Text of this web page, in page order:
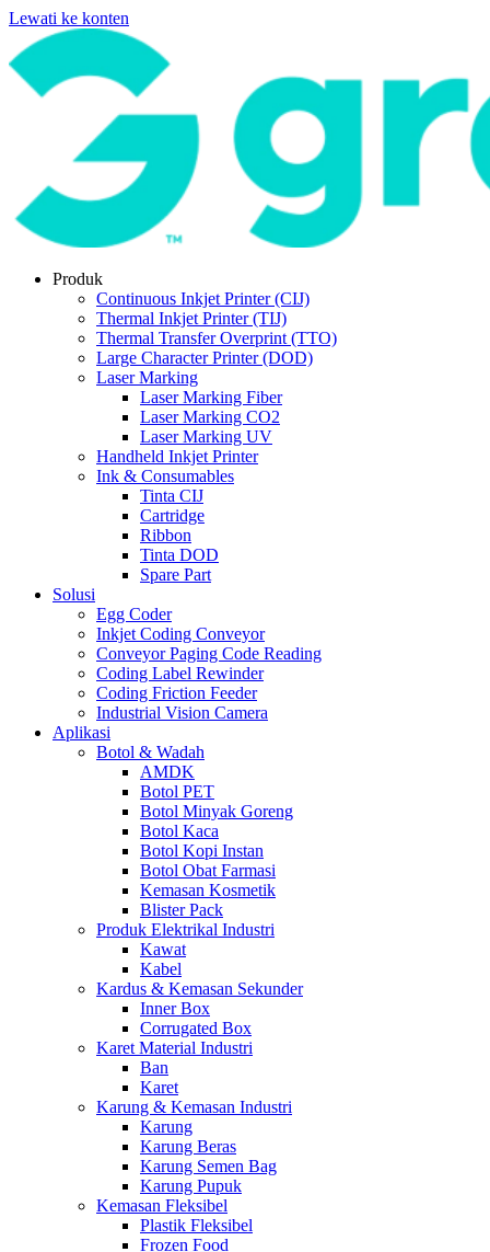
Lewati ke konten
Produk
Continuous Inkjet Printer (CIJ)
Thermal Inkjet Printer (TIJ)
Thermal Transfer Overprint (TTO)
Large Character Printer (DOD)
Laser Marking
Laser Marking Fiber
Laser Marking CO2
Laser Marking UV
Handheld Inkjet Printer
Ink & Consumables
Tinta CIJ
Cartridge
Ribbon
Tinta DOD
Spare Part
Solusi
Egg Coder
Inkjet Coding Conveyor
Conveyor Paging Code Reading
Coding Label Rewinder
Coding Friction Feeder
Industrial Vision Camera
Aplikasi
Botol & Wadah
AMDK
Botol PET
Botol Minyak Goreng
Botol Kaca
Botol Kopi Instan
Botol Obat Farmasi
Kemasan Kosmetik
Blister Pack
Produk Elektrikal Industri
Kawat
Kabel
Kardus & Kemasan Sekunder
Inner Box
Corrugated Box
Karet Material Industri
Ban
Karet
Karung & Kemasan Industri
Karung
Karung Beras
Karung Semen Bag
Karung Pupuk
Kemasan Fleksibel
Plastik Fleksibel
Frozen Food